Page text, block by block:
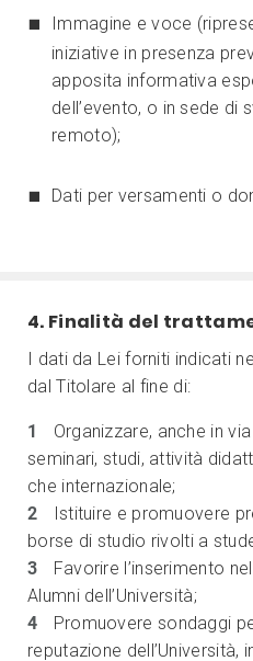
Immagine e voce
iniziative in presenza
apposita informativa
dell’evento, o in sede di
remoto);
Dati per versamenti o
4. Finalità del
I dati da Lei forniti indicati
dal Titolare al fine di:
Organizzare, anche in
seminari, studi, attività
che internazionale;
Istituire e promuovere
borse di studio rivolti a
Favorire l’inserimento
Alumni dell’Università;
Promuovere sondaggi
reputazione dell’Università,